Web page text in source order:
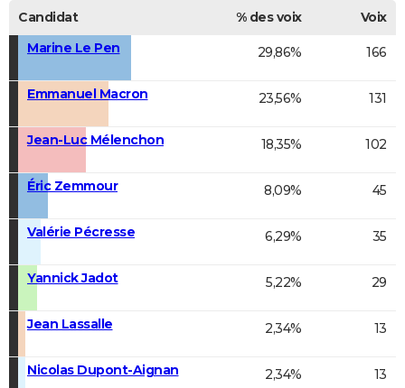
Candidat % des voix
Voix
Marine Le Pen
29,86% 166
Emmanuel Macron 23,56% 131
Jean-Luc Mélenchon 18,35% 102
Éric Zemmour 8,09% 45
Valérie Pécresse 6,29% 35
Yannick Jadot 5,22% 29
Jean Lassalle 2,34% 13
Nicolas Dupont-Aignan 2,34% 13